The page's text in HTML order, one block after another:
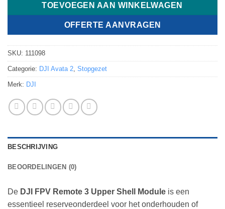
TOEVOEGEN AAN WINKELWAGEN
OFFERTE AANVRAGEN
SKU: 111098
Categorie: DJI Avata 2 Stopgezet
Merk: DJI
BESCHRIJVING
BEOORDELINGEN (0)
De DJI FPV Remote 3 Upper Shell Module is een
essentieel reserveonderdeel voor het onderhouden of